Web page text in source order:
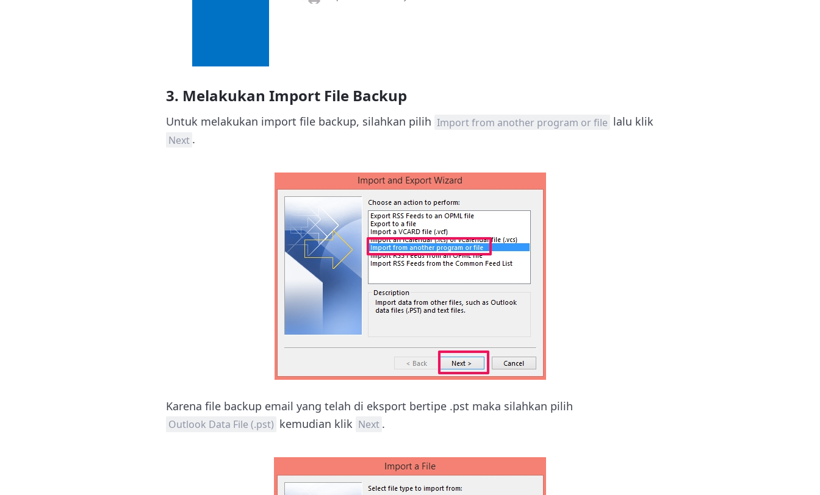
3. Melakukan Import File Backup
Untuk melakukan import file backup, silahkan pilih Import from another program or file lalu klik
Next .
Karena file backup email yang telah di eksport bertipe .pst maka silahkan pilih
Outlook Data File (.pst) kemudian klik Next .